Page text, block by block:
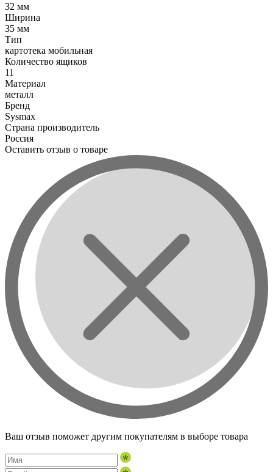
32 мм
Ширина
35 мм
Тип
картотека мобильная
Количество ящиков
11
Материал
металл
Бренд
Sysmax
Страна производитель
Россия
Оставить отзыв о товаре
Ваш отзыв поможет другим покупателям в выборе товара